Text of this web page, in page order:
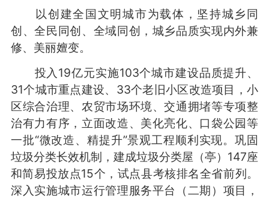
以创建全国文明城市为载体，坚持城乡同
创、全民同创、全域同创，城乡品质实现内外兼
修、美丽嬗变。
投入19亿元实施103个城市建设品质提升、
31个城市重点建设、33个老旧小区改造项目，小
区综合治理、农贸市场环境、交通拥堵等专项整
治有力有序，立面改造、美化亮化、口袋公园等
一批“微改造、精提升”景观工程顺利实现。巩固
垃圾分类长效机制，建成垃圾分类屋（亭）147座
和简易投放点15个，试点县考核排名全省前列。
深入实施城市运行管理服务平台（二期）项目，